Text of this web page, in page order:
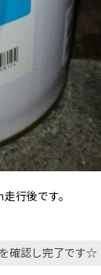
行後です。
確認し完了です☆